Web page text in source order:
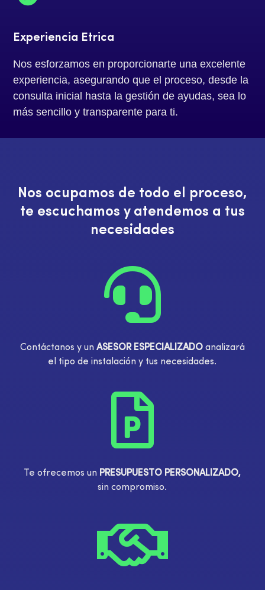
Experiencia Etrica
Nos esforzamos en proporcionarte una excelente
experiencia, asegurando que el proceso, desde la
consulta inicial hasta la gestión de ayudas, sea lo
más sencillo y transparente para ti.
Nos ocupamos de todo el proceso,
te escuchamos y atendemos a tus
necesidades

Contáctanos y un ASESOR ESPECIALIZADOanalizará
el tipo de instalación y tus necesidades.

Te ofrecemos un PRESUPUESTO PERSONALIZADO,
sin compromiso.
